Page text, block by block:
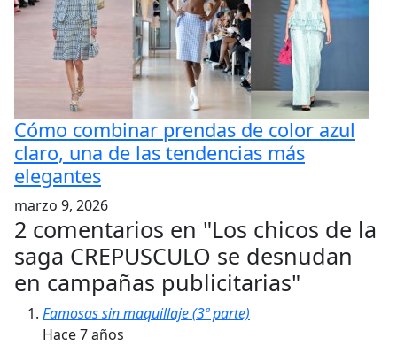
Cómo combinar prendas de color azul
claro, una de las tendencias más
elegantes
marzo 9, 2026
2 comentarios en "Los chicos de la
saga CREPUSCULO se desnudan
en campañas publicitarias"
Famosas sin maquillaje (3ª parte)
Hace 7 años